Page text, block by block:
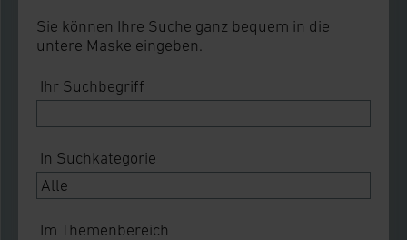
Sie können Ihre Suche ganz bequem in die
untere Maske eingeben.
Ihr Suchbegriff
In Suchkategorie
Im Themenbereich